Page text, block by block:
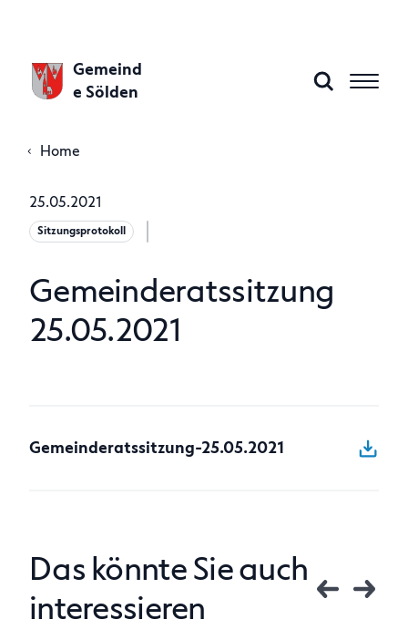
Gemeind
e Sölden
Aktuelles
Gemeindeamt
Anfragen
Home
25.05.2021
Sitzungsprotokoll
Gemeinderatssitzung
25.05.2021
Gemeinderatssitzung-25.05.2021
Das könnte Sie auch
interessieren